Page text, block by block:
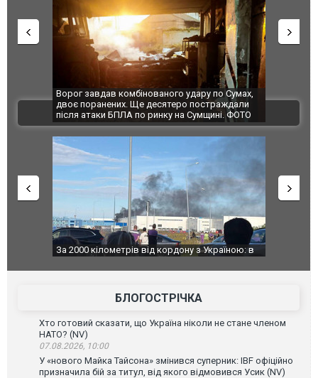
удару по Сумах,
Ще десятеро постраждали
по ринку на Сумщині. ФОТО
За 2000 кілометрів від кордону з
Єкатеринбурзі після атаки дронів
склад Wildberries. ФОТО. ВІДЕО
ВІДЕО
від кордону з Україною: в
ФОТО. ВІДЕО
В Таїланді футболіст загинув від
блискавки під час матчу: ще 12
постраждали. ВІДЕО
БЛОГОСТРІЧКА
Хто готовий сказати, що Україна ніколи не стане членом
НАТО? (NV)
07.08.2026, 10:00
У «нового Майка Тайсона» змінився суперник: IBF офіційно
призначила бій за титул, від якого відмовився Усик (NV)